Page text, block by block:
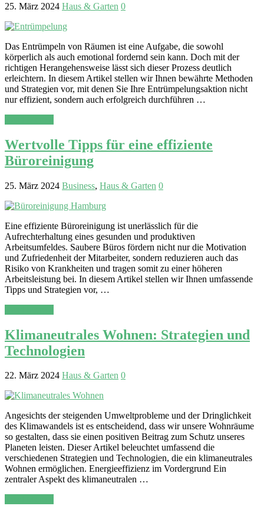
25. März 2024 Haus & Garten 0
Das Entrümpeln von Räumen ist eine Aufgabe, die sowohl
körperlich als auch emotional fordernd sein kann. Doch mit der
richtigen Herangehensweise lässt sich dieser Prozess deutlich
erleichtern. In diesem Artikel stellen wir Ihnen bewährte Methoden
und Strategien vor, mit denen Sie Ihre Entrümpelungsaktion nicht
nur effizient, sondern auch erfolgreich durchführen …
Wertvolle Tipps für eine effiziente
Büroreinigung
25. März 2024 Business, Haus & Garten 0
Eine effiziente Büroreinigung ist unerlässlich für die
Aufrechterhaltung eines gesunden und produktiven
Arbeitsumfeldes. Saubere Büros fördern nicht nur die Motivation
und Zufriedenheit der Mitarbeiter, sondern reduzieren auch das
Risiko von Krankheiten und tragen somit zu einer höheren
Arbeitsleistung bei. In diesem Artikel stellen wir Ihnen umfassende
Tipps und Strategien vor, …
Klimaneutrales Wohnen: Strategien und
Technologien
22. März 2024 Haus & Garten 0
Angesichts der steigenden Umweltprobleme und der Dringlichkeit
des Klimawandels ist es entscheidend, dass wir unsere Wohnräume
so gestalten, dass sie einen positiven Beitrag zum Schutz unseres
Planeten leisten. Dieser Artikel beleuchtet umfassend die
verschiedenen Strategien und Technologien, die ein klimaneutrales
Wohnen ermöglichen. Energieeffizienz im Vordergrund Ein
zentraler Aspekt des klimaneutralen …